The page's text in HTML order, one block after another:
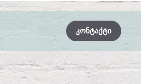
ᲙᲝᲜᲢᲐᲥᲢᲘ